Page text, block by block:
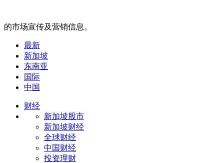
的市场宣传及营销信息。
最新
新加坡
东南亚
国际
中国
财经
新加坡股市
新加坡财经
全球财经
中国财经
投资理财